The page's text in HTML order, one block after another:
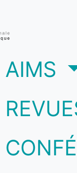
AIMS